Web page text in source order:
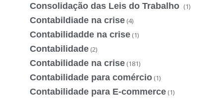
Consolidação das Leis do Trabalho (1)
Contabildiade na crise (4)
Contabilidadde na crise (1)
Contabilidade (2)
Contabilidade na crise (181)
Contabilidade para comércio (1)
Contabilidade para E-commerce (1)